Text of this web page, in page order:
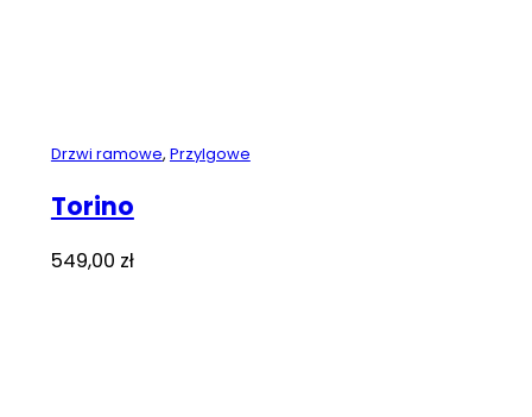
Drzwi ramowe, Przylgowe
Torino
549,00 zł